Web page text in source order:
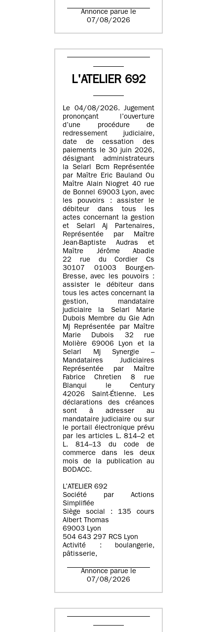
Annonce parue le
07/08/2026
L'ATELIER 692
Le 04/08/2026. Jugement
prononçant l’ouverture
d’une procédure de
redressement judiciaire,
date de cessation des
paiements le 30 juin 2026,
désignant administrateurs
la Selarl Bcm Représentée
par Maître Eric Bauland Ou
Maître Alain Niogret 40 rue
de Bonnel 69003 Lyon, avec
les pouvoirs : assister le
débiteur dans tous les
actes concernant la gestion
et Selarl Aj Partenaires,
Représentée par Maître
Jean-Baptiste Audras et
Maître Jérôme Abadie
22 rue du Cordier Cs
30107 01003 Bourg-en-
Bresse, avec les pouvoirs :
assister le débiteur dans
tous les actes concernant la
gestion, mandataire
judiciaire la Selarl Marie
Dubois Membre du Gie Adn
Mj Représentée par Maître
Marie Dubois 32 rue
Molière 69006 Lyon et la
Selarl Mj Synergie –
Mandataires Judiciaires
Représentée par Maître
Fabrice Chretien 8 rue
Blanqui le Century
42026 Saint-Étienne. Les
déclarations des créances
sont à adresser au
mandataire judiciaire ou sur
le portail électronique prévu
par les articles L. 814–2 et
L. 814–13 du code de
commerce dans les deux
mois de la publication au
BODACC.
L’ATELIER 692
Société par Actions
Simplifiée
Siège social : 135 cours
Albert Thomas
69003 Lyon
504 643 297 RCS Lyon
Activité : boulangerie,
pâtisserie,
Annonce parue le
07/08/2026